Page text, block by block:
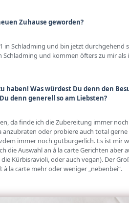
Zuhause geworden?
in Schladming und bin jetzt durchgehend
und kommen öfters zu mir als
Was würdest Du denn den
denn generell so am Liebsten?
da finde ich die Zubereitung immer
oder probiere auch total gerne
immer noch gutbürgerlich. Es ist mir
die Auswahl an à la carte Gerichten aber
Kürbisravioli, oder auch vegan). Der
la carte mehr oder weniger „nebenbei“.